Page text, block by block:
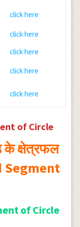
click here
click here
click here
click here
click here
of Circle
के क्षेत्रफल
Segment
of Circle